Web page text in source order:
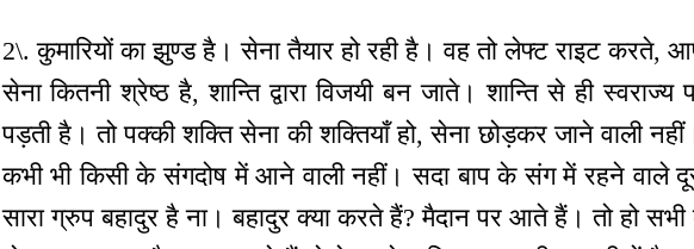
2\. कुमारियों का झुण्ड है। सेना तैयार हो रही है। वह तो लेफ्ट राइट करते,
सेना कितनी श्रेष्ठ है, शान्ति द्वारा विजयी बन जाते। शान्ति से ही
पड़ती है। तो पक्की शक्ति सेना की शक्तियाँ हो, सेना छोड़कर जाने वाली
कभी भी किसी के संगदोष में आने वाली नहीं। सदा बाप के संग में रहने
सारा ग्रुप बहादुर है ना। बहादुर क्या करते हैं? मैदान पर आते हैं। तो हो